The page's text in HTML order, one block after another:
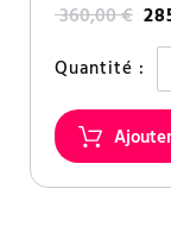
360,00 €
Quantité :